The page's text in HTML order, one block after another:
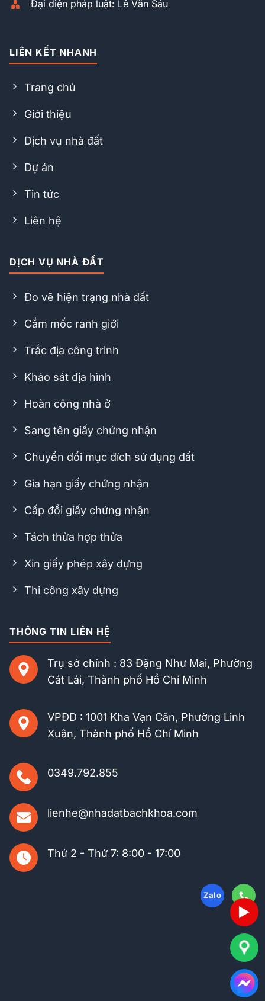
Đại diện pháp luật: Lê Văn Sáu
LIÊN KẾT NHANH
Trang chủ
Giới thiệu
Dịch vụ nhà đất
Dự án
Tin tức
Liên hệ
DỊCH VỤ NHÀ ĐẤT
Đo vẽ hiện trạng nhà đất
Cắm mốc ranh giới
Trắc địa công trình
Khảo sát địa hình
Hoàn công nhà ở
Sang tên giấy chứng nhận
Chuyển đổi mục đích sử dụng đất
Gia hạn giấy chứng nhận
Cấp đổi giấy chứng nhận
Tách thửa hợp thửa
Xin giấy phép xây dựng
Thi công xây dựng
THÔNG TIN LIÊN HỆ
Trụ sở chính : 83 Đặng Như Mai, Phường
Cát Lái, Thành phố Hồ Chí Minh
VPĐD : 1001 Kha Vạn Cân, Phường Linh
Xuân, Thành phố Hồ Chí Minh
0349.792.855
lienhe@nhadatbachkhoa.com
Thứ 2 - Thứ 7: 8:00 - 17:00
Zalo